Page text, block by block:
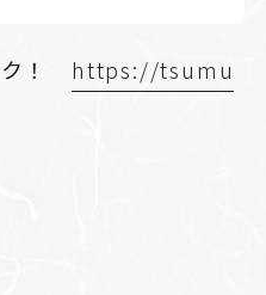
！
https://tsumu